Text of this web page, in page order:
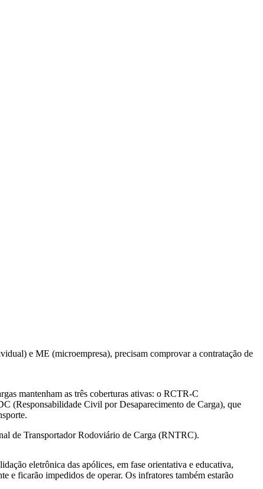
e ME (microempresa), precisam comprovar a contratação de
mantenham as três coberturas ativas: o RCTR-C
(Responsabilidade Civil por Desaparecimento de Carga), que
de Transportador Rodoviário de Carga (RNTRC).
eletrônica das apólices, em fase orientativa e educativa,
e ficarão impedidos de operar. Os infratores também estarão